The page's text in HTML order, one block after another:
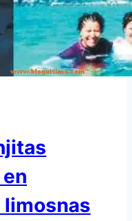
limosnas